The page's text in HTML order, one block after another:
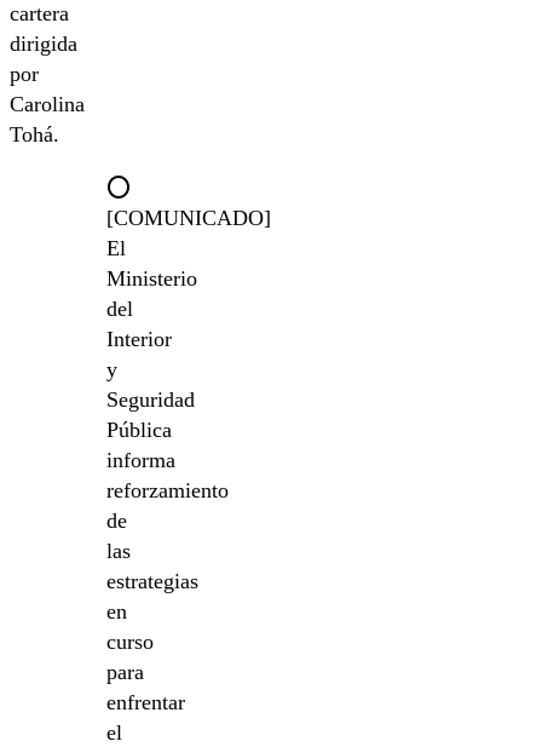
cartera
dirigida
por
Carolina
Tohá.
⭕️
[COMUNICADO]
El
Ministerio
del
Interior
y
Seguridad
Pública
informa
reforzamiento
de
las
estrategias
en
curso
para
enfrentar
el